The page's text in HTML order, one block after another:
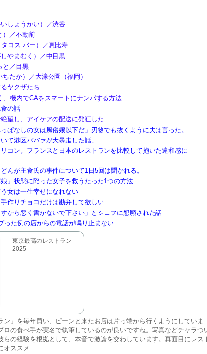
しょうかい）／渋谷
）／不動前
コス バー）／恵比寿
やまむく）／中目黒
と／目黒
たか）／大濠公園（福岡）
ヤクザたち
、機内でCAをスマートにナンパする方法
の話
望し、アイケアの配送に発狂した
っぱなしの女は風俗嬢以下だ」刃物でも抜くように夫は言った。
て港区ババァが大暴走した話。
コン。フランスと日本のレストランを比較して抱いた違和感に
んが主食氏の事件について1日5回は聞かれる。
娘」状態に陥った女子を救うたった1つの方法
女は一生幸せになれない
作りチョコだけは勘弁して欲しい
すから悪く書かないで下さい」とシェフに懇願された話
った例の店からの電話が鳴り止まない
東京最高のレストラン
2025
ン」を毎年買い、ピーンと来たお店は片っ端から行くようにしていま
ロの食べ手が実名で執筆しているのが良いですね。写真などチャラつ
らの経験を根拠として、本音で激論を交わしています。真面目にレス
オススメ